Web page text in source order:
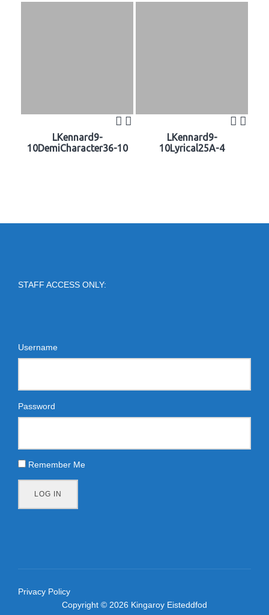
LKennard9-
10DemiCharacter36-10
LKennard9-
10Lyrical25A-4
STAFF ACCESS ONLY:
Username
Password
Remember Me
LOG IN
Privacy Policy
Copyright © 2026 Kingaroy Eisteddfod